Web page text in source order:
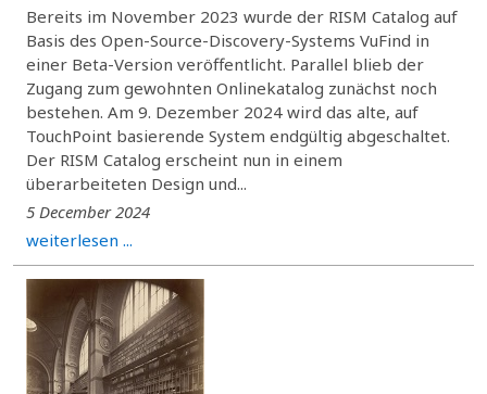
Bereits im November 2023 wurde der RISM Catalog auf
Basis des Open-Source-Discovery-Systems VuFind in
einer Beta-Version veröffentlicht. Parallel blieb der
Zugang zum gewohnten Onlinekatalog zunächst noch
bestehen. Am 9. Dezember 2024 wird das alte, auf
TouchPoint basierende System endgültig abgeschaltet.
Der RISM Catalog erscheint nun in einem
überarbeiteten Design und...
5 December 2024
weiterlesen ...